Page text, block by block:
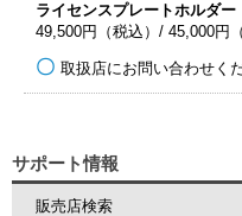
ライセンスプレートホルダー
49,500円（税込）/ 45,000円（
取扱店にお問い合わせく
サポート情報
販売店検索